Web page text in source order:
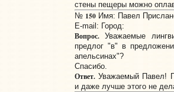
стены пещеры можно
№ 150Имя: Павел
E-mail: Город:
Вопрос.Уважаемые
предлог "в" в
апельсинах"?
Спасибо.
Ответ.Уважаемый Павел!
и даже лучше этого не